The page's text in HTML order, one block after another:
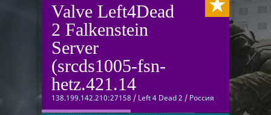
Valve Left4Dead
2 Falkenstein
Server
(srcds1005-fsn-
hetz.421.14
138.199.142.210:27158 / Left 4 Dead 2 / Россия